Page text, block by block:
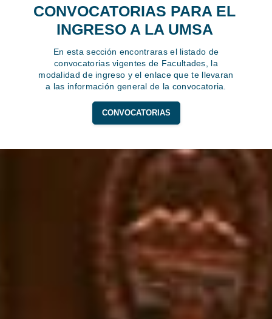
CONVOCATORIAS PARA EL
INGRESO A LA UMSA
En esta sección encontraras el listado de
convocatorias vigentes de Facultades, la
modalidad de ingreso y el enlace que te llevaran
a las información general de la convocatoria.
CONVOCATORIAS